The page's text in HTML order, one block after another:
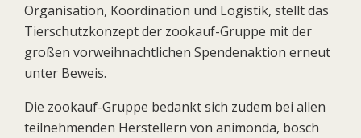
Organisation, Koordination und Logistik, stellt das
Tierschutzkonzept der zookauf-Gruppe mit der
großen vorweihnachtlichen Spendenaktion erneut
unter Beweis.
Die zookauf-Gruppe bedankt sich zudem bei allen
teilnehmenden Herstellern von animonda, bosch